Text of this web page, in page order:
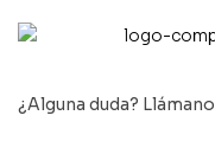
¿Alguna duda?